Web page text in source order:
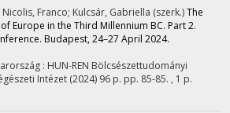
Franco; Kulcsár, Gabriella (szerk.)The
Europe in the Third Millennium BC. Part 2.
Budapest, 24–27 April 2024.
: HUN-REN Bölcsészettudományi
Intézet (2024) 96 p. pp. 85-85. , 1 p.